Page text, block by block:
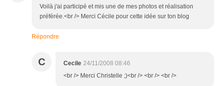
Voilà j'ai participé et mis une de mes photos et réalisation
préférée.<br /> Merci Cécile pour cette idée sur ton blog
Répondre
C Cecile 24/11/2008 08:46
<br /> Merci Christelle ;)<br /> <br /> <br />